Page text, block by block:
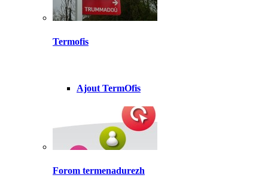
Termofis
Ajout TermOfis
Forom termenadurezh